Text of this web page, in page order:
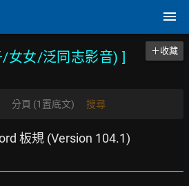
/女女/泛同志影音) ] ＋收藏
分頁 (1置底文) 搜尋
板規 (Version 104.1)